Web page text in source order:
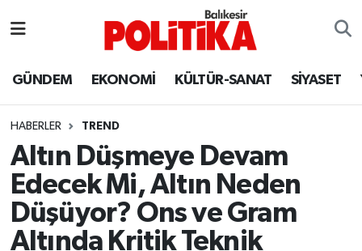
GÜNDEM EKONOMİ KÜLTÜR-SANAT SİYASET
HABERLER TREND
Altın Düşmeye Devam
Edecek Mi, Altın Neden
Düşüyor? Ons ve Gram
Altında Kritik Teknik
Ayvalık
Balya
Bandırma
Bigadiç
Balıkesir Hava Durumu
Balıkesir Namaz Vakitleri
Balıkesir Trafik Yoğunluk Haritası
Süper Lig Puan Durumu ve Fikstür